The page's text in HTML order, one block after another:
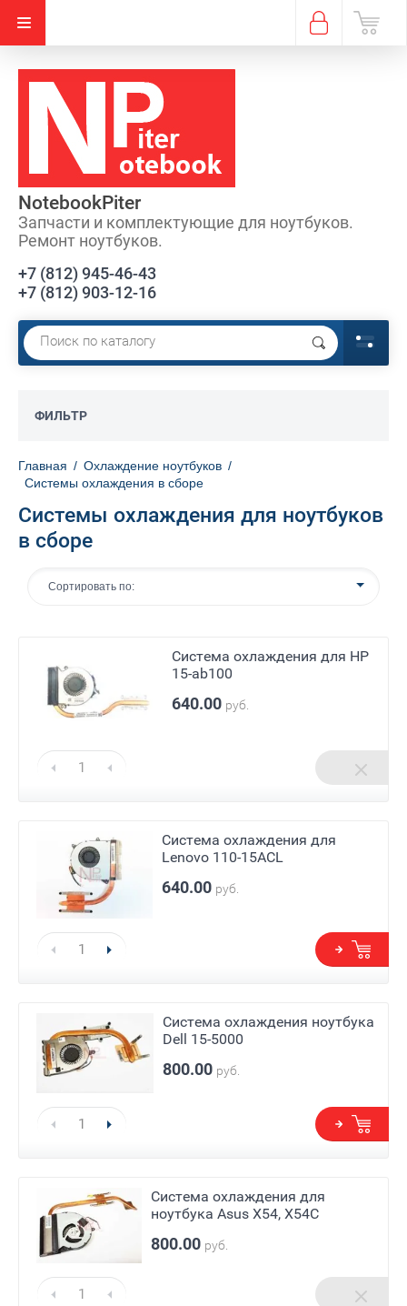
NotebookPiter
Запчасти и комплектующие для ноутбуков.
Ремонт ноутбуков.
+7 (812) 945-46-43
+7 (812) 903-12-16
ФИЛЬТР
Главная / Охлаждение ноутбуков /
Системы охлаждения в сборе
Системы охлаждения для ноутбуков
в сборе
Сортировать по:
Система охлаждения для HP
15-ab100
640.00 руб.
Система охлаждения для
Lenovo 110-15ACL
640.00 руб.
Система охлаждения ноутбука
Dell 15-5000
800.00 руб.
Система охлаждения для
ноутбука Asus X54, X54C
800.00 руб.